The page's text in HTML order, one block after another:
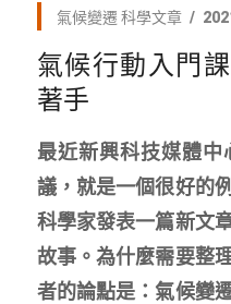
氣候變遷 科學文章
氣候行動入門
著手
最近新興科技媒體
議，就是一個很好的
科學家發表一篇新文
故事。為什麼需要整
者的論點是：氣候變